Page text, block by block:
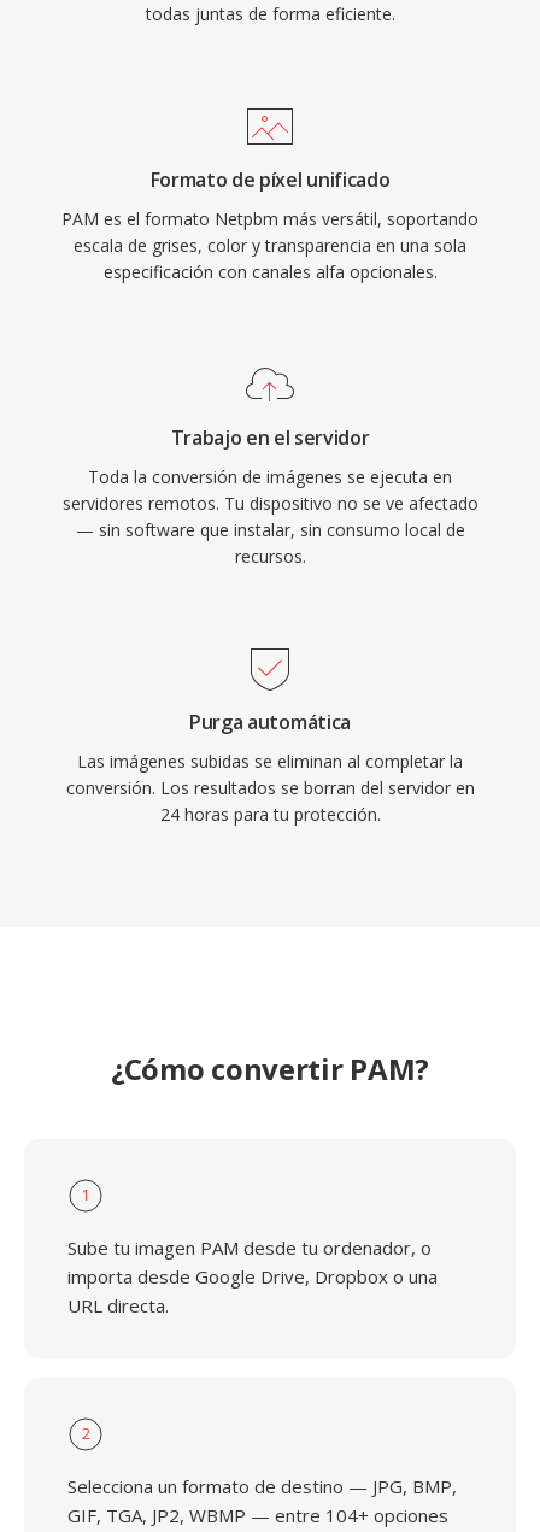
todas juntas de forma eficiente.
Formato de píxel unificado
PAM es el formato Netpbm más versátil, soportando
escala de grises, color y transparencia en una sola
especificación con canales alfa opcionales.
Trabajo en el servidor
Toda la conversión de imágenes se ejecuta en
servidores remotos. Tu dispositivo no se ve afectado
— sin software que instalar, sin consumo local de
recursos.
Purga automática
Las imágenes subidas se eliminan al completar la
conversión. Los resultados se borran del servidor en
24 horas para tu protección.
¿Cómo convertir PAM?
1
Sube tu imagen PAM desde tu ordenador, o
importa desde Google Drive, Dropbox o una
URL directa.
2
Selecciona un formato de destino — JPG, BMP,
GIF, TGA, JP2, WBMP — entre 104+ opciones